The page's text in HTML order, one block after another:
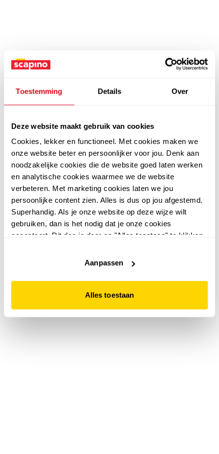
Toestemming Details Over
Deze website maakt gebruik van cookies
Cookies, lekker en functioneel. Met cookies maken we
onze website beter en persoonlijker voor jou. Denk aan
noodzakelijke cookies die de website goed laten werken
en analytische cookies waarmee we de website
verbeteren. Met marketing cookies laten we jou
persoonlijke content zien. Alles is dus op jou afgestemd.
Superhandig. Als je onze website op deze wijze wilt
gebruiken, dan is het nodig dat je onze cookies
accepteert. Dit doe je door op "Alles toestaan" te klikken.
website niet optimaal functioneert.
Aanpassen
Alles toestaan